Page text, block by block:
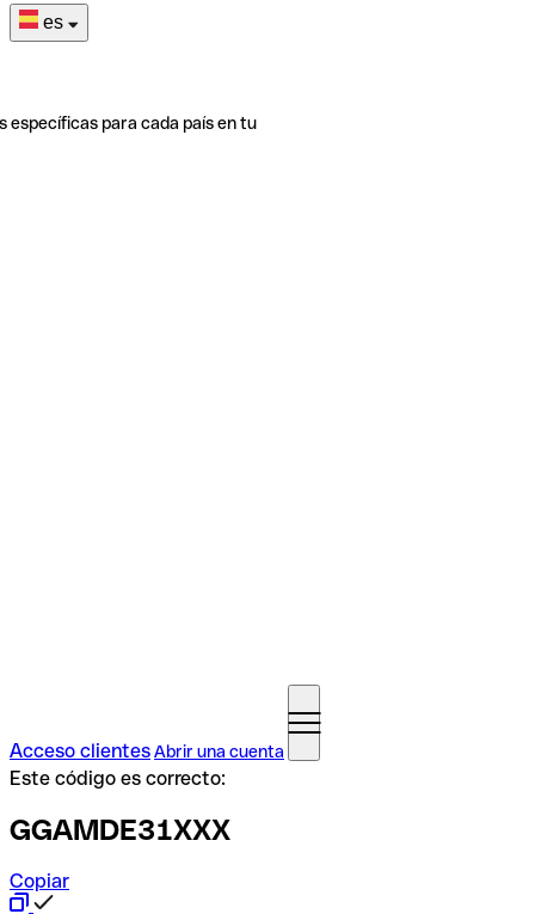
es
específicas para cada país en tu
Acceso clientesAbrir una cuenta
Este código es correcto:
GGAMDE31XXX
Copiar